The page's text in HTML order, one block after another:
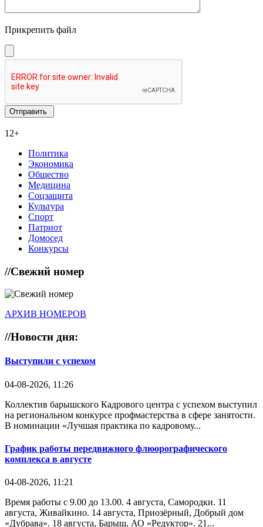
Прикрепить файл
12+
Политика
Экономика
Общество
Медицина
Соцзащита
Культура
Спорт
Патриот
Домосед
Конкурсы
//Свежий номер
АРХИВ НОМЕРОВ
//Новости дня:
Выступили с успехом
04-08-2026, 11:26
Коллектив барышского Кадрового центра с успехом выступил
на региональном конкурсе профмастерства в сфере занятости.
В номинации «Лучшая практика по кадровому...
График работы передвижного флюорографического
комплекса в августе
04-08-2026, 11:21
Время работы с 9.00 до 13.00. 4 августа, Самородки. 11
августа, Живайкино. 14 августа, Приозёрный, Добрый дом
«Дубрава». 18 августа, Барыш, АО «Редуктор». 21...